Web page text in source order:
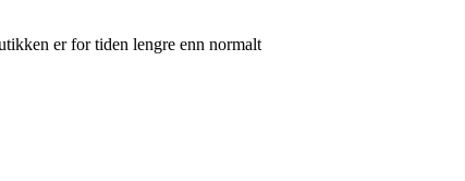
er for tiden lengre enn normalt